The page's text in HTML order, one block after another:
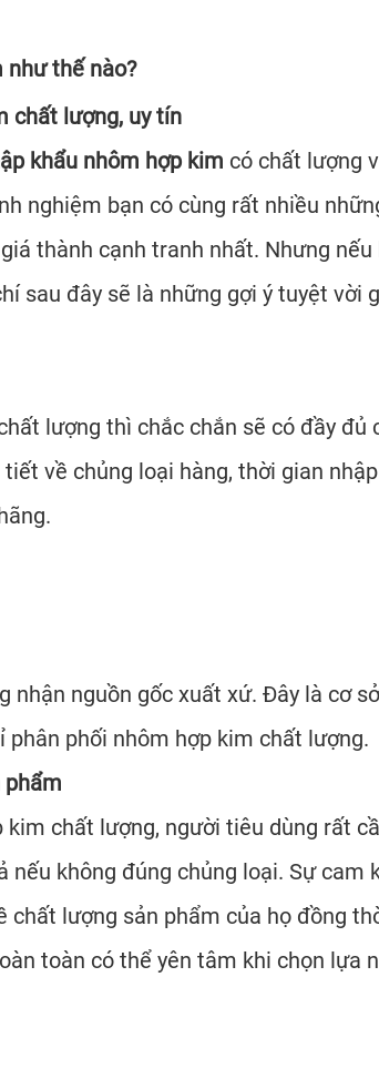
như thế nào?
chất lượng, uy tín
khẩu nhôm hợp kim có chất lượng
nghiệm bạn có cùng rất nhiều
thành cạnh tranh nhất. Nhưng
sau đây sẽ là những gợi ý tuyệt vời
lượng thì chắc chắn sẽ có đầy đủ
về chủng loại hàng, thời gian
nhận nguồn gốc xuất xứ. Đây là cơ
phối nhôm hợp kim chất lượng.
phẩm
chất lượng, người tiêu dùng rất
nếu không đúng chủng loại. Sự
lượng sản phẩm của họ đồng
toàn có thể yên tâm khi chọn